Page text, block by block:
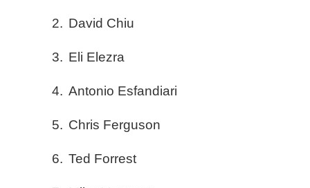
2. David Chiu
3. Eli Elezra
4. Antonio Esfandiari
5. Chris Ferguson
6. Ted Forrest